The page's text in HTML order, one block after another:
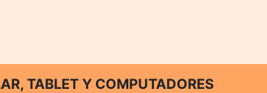
TABLET Y COMPUTADORES